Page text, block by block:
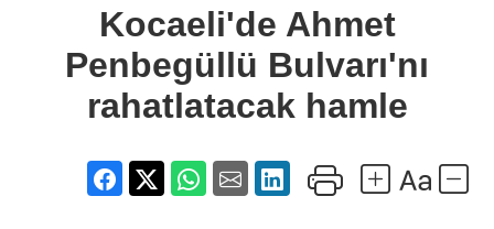
Bulvarı'nı
rahatlatacak
Kocaeli'de Ahmet
Penbegüllü Bulvarı'nı
rahatlatacak hamle